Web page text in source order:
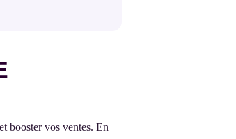
booster vos ventes. En